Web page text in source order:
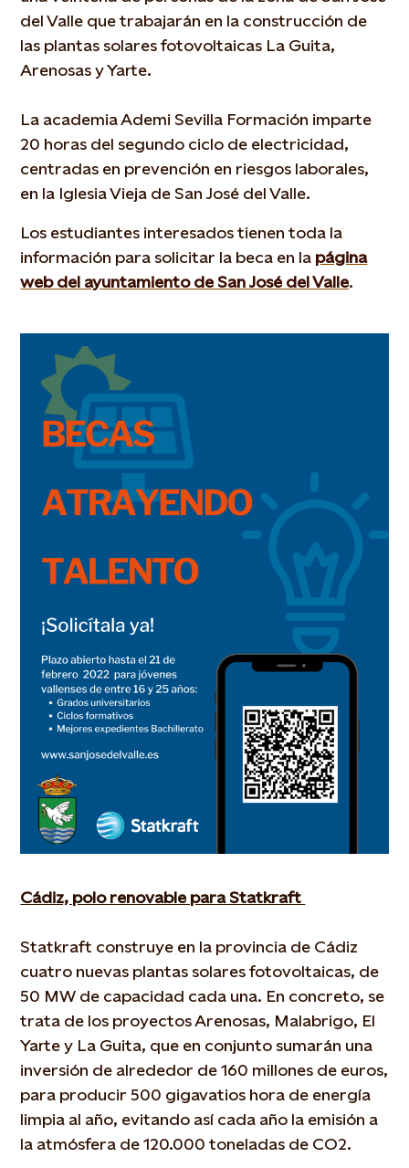
del Valle que trabajarán en la construcción de
las plantas solares fotovoltaicas La Guita,
Arenosas y Yarte.
La academia Ademi Sevilla Formación imparte
20 horas del segundo ciclo de electricidad,
centradas en prevención en riesgos laborales,
en la Iglesia Vieja de San José del Valle.
Los estudiantes interesados tienen toda la
información para solicitar la beca en la página
web del ayuntamiento de San José del Valle.
Cádiz, polo renovable para Statkraft
Statkraft construye en la provincia de Cádiz
cuatro nuevas plantas solares fotovoltaicas, de
50 MW de capacidad cada una. En concreto, se
trata de los proyectos Arenosas, Malabrigo, El
Yarte y La Guita, que en conjunto sumarán una
inversión de alrededor de 160 millones de euros,
para producir 500 gigavatios hora de energía
limpia al año, evitando así cada año la emisión a
la atmósfera de 120.000 toneladas de CO2.